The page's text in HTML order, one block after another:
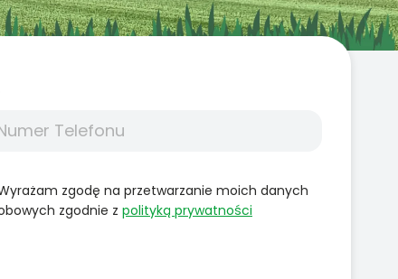
zgodę na przetwarzanie moich danych
zgodnie z polityką prywatności